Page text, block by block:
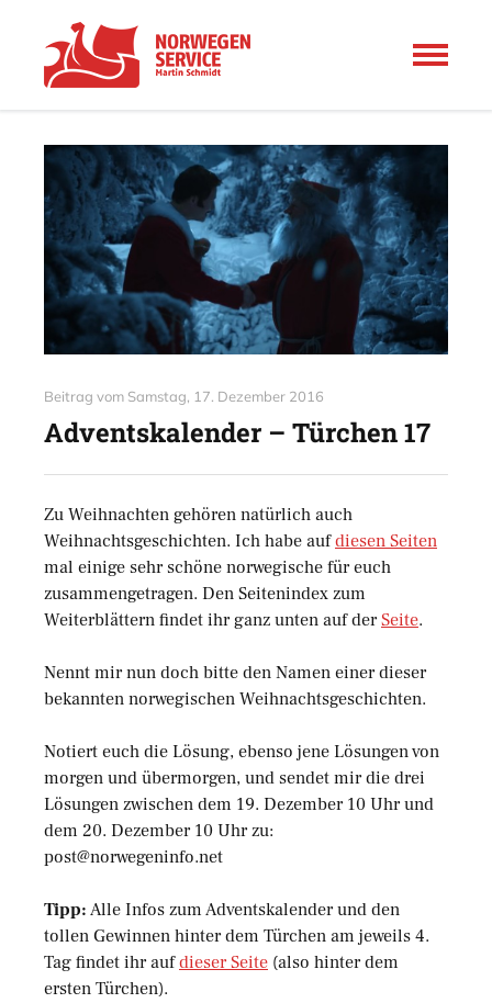
Beitrag vom Samstag, 17. Dezember 2016
Adventskalender – Türchen 17
Zu Weihnachten gehören natürlich auch
Weihnachtsgeschichten. Ich habe aufdiesen Seiten
mal einige sehr schöne norwegische für euch
zusammengetragen. Den Seitenindex zum
Weiterblättern findet ihr ganz unten auf derSeite.
Nennt mir nun doch bitte den Namen einer dieser
bekannten norwegischen Weihnachtsgeschichten.
Notiert euch die Lösung, ebenso jene Lösungen von
morgen und übermorgen, und sendet mir die drei
Lösungen zwischen dem 19. Dezember 10 Uhr und
dem 20. Dezember 10 Uhr zu:
post@norwegeninfo.net
Tipp: Alle Infos zum Adventskalender und den
tollen Gewinnen hinter dem Türchen am jeweils 4.
Tag findet ihr aufdieser Seite (also hinter dem
ersten Türchen).